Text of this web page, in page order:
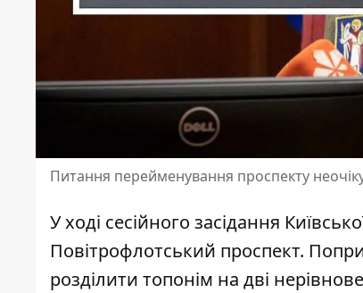
Питання перейменування проспекту
У ході сесійного засідання
Повітрофлотський проспект. Попри
розділити топонім на дві